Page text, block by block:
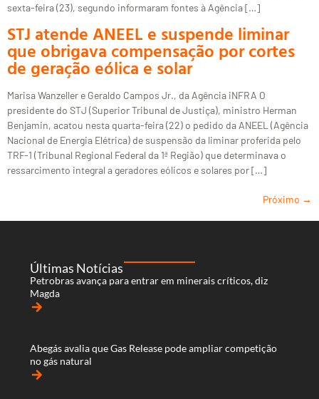
sexta-feira (23), segundo informaram fontes à Agência […]
STJ atende ANEEL e suspende liminar
que obrigava compensação por cortes
de geração eólica e solar
Marisa Wanzeller e Geraldo Campos Jr., da Agência iNFRA O
presidente do STJ (Superior Tribunal de Justiça), ministro Herman
Benjamin, acatou nesta quarta-feira (22) o pedido da ANEEL (Agência
Nacional de Energia Elétrica) de suspensão da liminar proferida pelo
TRF-1 (Tribunal Regional Federal da 1ª Região) que determinava o
ressarcimento integral a geradores eólicos e solares por […]
Próximo →
Últimas Notícias
Petrobras avança para entrar em minerais críticos, diz
Magda
arrow_forward
Abegás avalia que Gas Release pode ampliar competição
no gás natural
arrow_forward